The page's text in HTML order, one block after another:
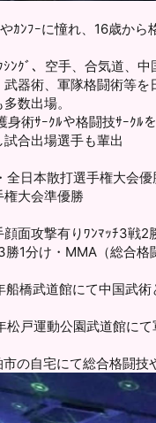
ｶﾝﾌｰに憧れ、 16歳から
ｼﾝｸﾞ、空手、合気道、中
武器術、軍隊格闘術等を
数出場。
術ｻｰｸﾙや格闘技ｻｰｸﾙを
合出場選手も輩出
全日本散打選手権大会優
権大会準優勝
顔面攻撃有りﾜﾝﾏｯﾁ3戦2
勝1分け・MMA（総合格
船橋武道館にて中国武術
松戸運動公園武道館に
市の自宅にて総合格闘技